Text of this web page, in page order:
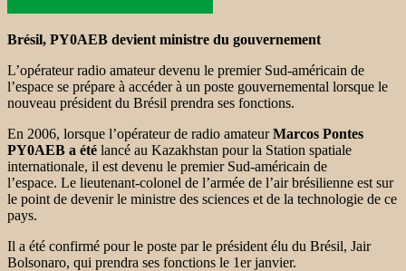
Brésil, PY0AEB devient ministre du gouvernement
L’opérateur radio amateur devenu le premier Sud-américain de
l’espace se prépare à accéder à un poste gouvernemental lorsque le
nouveau président du Brésil prendra ses fonctions.
En 2006, lorsque l’opérateur de radio amateurMarcos Pontes
PY0AEB a été lancé au Kazakhstan pour la Station spatiale
internationale, il est devenu le premier Sud-américain de
l’espace. Le lieutenant-colonel de l’armée de l’air brésilienne est sur
le point de devenir le ministre des sciences et de la technologie de ce
pays.
Il a été confirmé pour le poste par le président élu du Brésil, Jair
Bolsonaro, qui prendra ses fonctions le 1er janvier.